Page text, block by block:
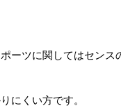
ーツに関してはセンス
にくい方です。